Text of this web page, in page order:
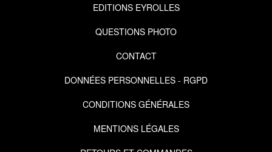
EDITIONS EYROLLES
QUESTIONS PHOTO
CONTACT
DONNÉES PERSONNELLES - RGPD
CONDITIONS GÉNÉRALES
MENTIONS LÉGALES